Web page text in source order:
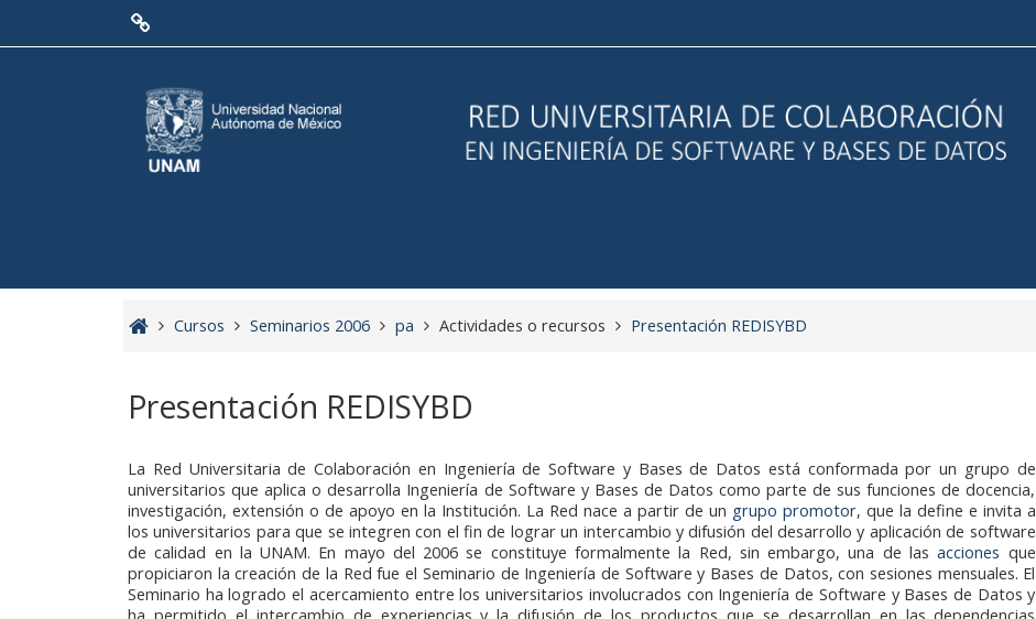
Saltar a contenido principal
Menú Principal
Red de Colaboración
Misión
Visión
Acciones
Organización
Grupo Promotor
Participantes
Cursos Seminarios 2006 pa Actividades o recursos Presentación REDISYBD
Presentación REDISYBD
La Red Universitaria de Colaboración en Ingeniería de Software y Bases de Datos está conformada por un grupo de
universitarios que aplica o desarrolla Ingeniería de Software y Bases de Datos como parte de sus funciones de docencia,
investigación, extensión o de apoyo en la Institución. La Red nace a partir de un grupo promotor, que la define e invita a
los universitarios para que se integren con el fin de lograr un intercambio y difusión del desarrollo y aplicación de software
de calidad en la UNAM. En mayo del 2006 se constituye formalmente la Red, sin embargo, una de lasacciones que
propiciaron la creación de la Red fue el Seminario de Ingeniería de Software y Bases de Datos, con sesiones mensuales. El
Seminario ha logrado el acercamiento entre los universitarios involucrados con Ingeniería de Software y Bases de Datos y